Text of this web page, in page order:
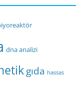
dna analizi
gıda hassas